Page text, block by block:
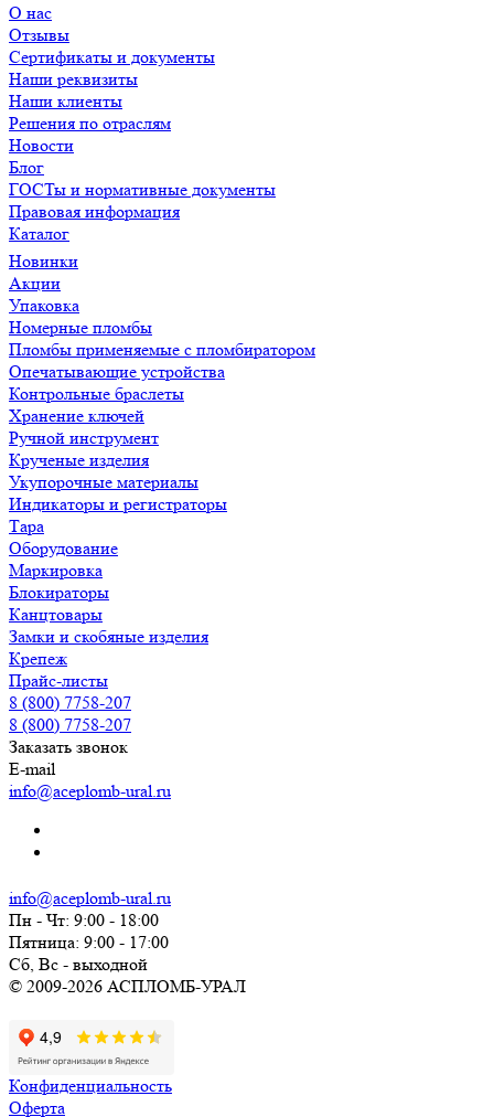
О нас
Отзывы
Сертификаты и документы
Наши реквизиты
Наши клиенты
Решения по отраслям
Новости
Блог
ГОСТы и нормативные документы
Правовая информация
Каталог
Новинки
Акции
Упаковка
Номерные пломбы
Пломбы применяемые с пломбиратором
Опечатывающие устройства
Контрольные браслеты
Хранение ключей
Ручной инструмент
Крученые изделия
Укупорочные материалы
Индикаторы и регистраторы
Тара
Оборудование
Маркировка
Блокираторы
Канцтовары
Замки и скобяные изделия
Крепеж
Прайс-листы
8 (800) 7758-207
8 (800) 7758-207
Заказать звонок
E-mail
info@aceplomb-ural.ru
info@aceplomb-ural.ru
Пн - Чт: 9:00 - 18:00
Пятница: 9:00 - 17:00
Сб, Вc - выходной
© 2009-2026 АСПЛОМБ-УРАЛ
Конфиденциальность
Оферта